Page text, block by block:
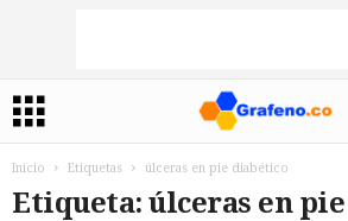
Inicio Etiquetas úlceras en pie diabético
Etiqueta: úlceras en